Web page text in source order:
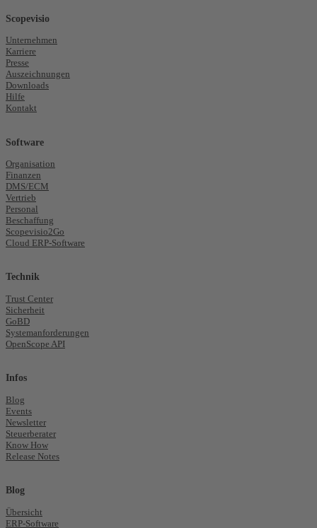
Scopevisio
Unternehmen
Karriere
Presse
Auszeichnungen
Downloads
Hilfe
Kontakt
Software
Organisation
Finanzen
DMS/ECM
Vertrieb
Personal
Beschaffung
Scopevisio2Go
Cloud ERP-Software
Technik
Trust Center
Sicherheit
GoBD
Systemanforderungen
OpenScope API
Infos
Blog
Events
Newsletter
Steuerberater
Know How
Release Notes
Blog
Übersicht
ERP-Software